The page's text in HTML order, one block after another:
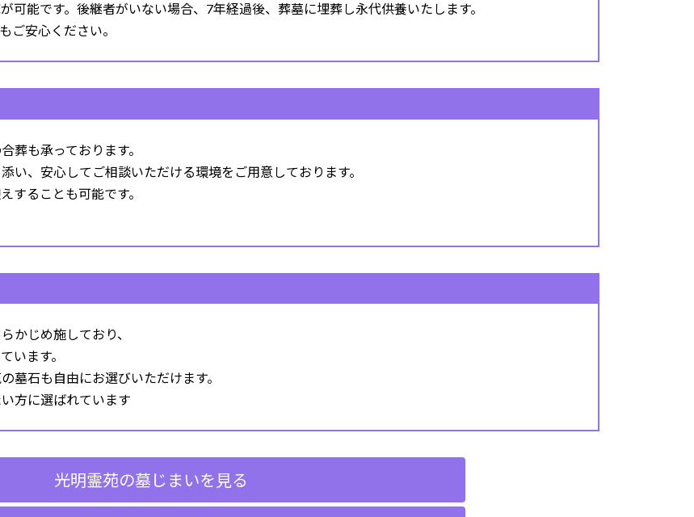
可能です。後継者がいない場合、7年経過後、葬墓に埋葬し永代供養いたします。
ご安心ください。
葬も承っております。
い、安心してご相談いただける環境をご用意しております。
することも可能です。
かじめ施しており、
います。
墓石も自由にお選びいただけます。
方に選ばれています
光明霊苑の墓じまいを見る